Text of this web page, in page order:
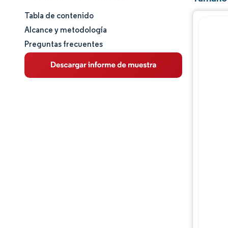
Tamaño y cuota de mercado
Análisis de mercado
Tendencias e ideas
Tabla de contenido
Alcance y metodología
Preguntas frecuentes